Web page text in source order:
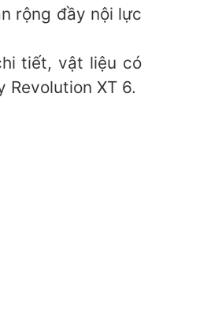
rộng đầy nội lực
tiết, vật liệu có
XT 6.